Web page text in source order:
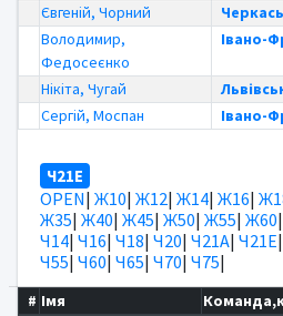
Євгеній, Чорний
Володимир,
Федосеєнко
Івано-
Нікіта, Чугай
Сергій, Моспан
Івано-
Ч21Е
OPEN| Ж10| Ж12| Ж14| Ж16|
Ж35| Ж40| Ж45| Ж50| Ж55| Ж60|
Ч14| Ч16| Ч18| Ч20| Ч21А| Ч21Е|
Ч55| Ч60| Ч65| Ч70| Ч75|
# Імя